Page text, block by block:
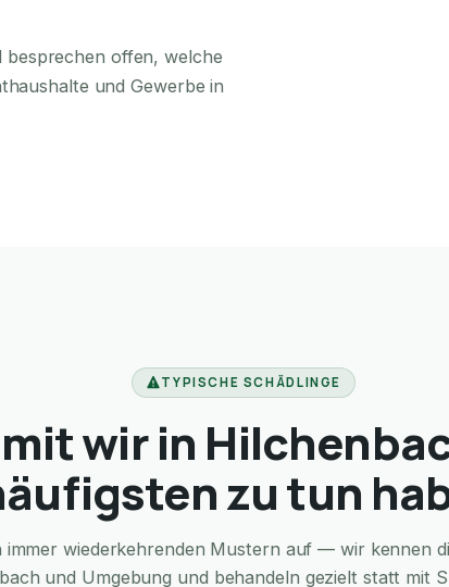
offen, welche
und Gewerbe in
TYPISCHE SCHÄDLINGE
wir in
zu tun
immer wiederkehrenden Mustern auf — wir kennen
und Umgebung und behandeln gezielt statt mit